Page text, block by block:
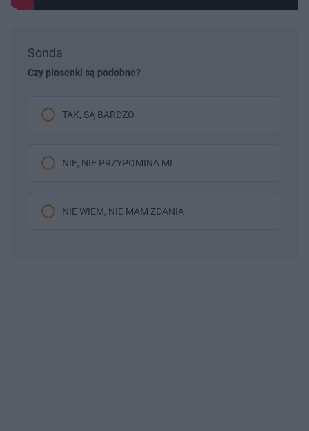
Sonda
Czy piosenki są podobne?
TAK, SĄ BARDZO
NIE, NIE PRZYPOMINA MI
NIE WIEM, NIE MAM ZDANIA